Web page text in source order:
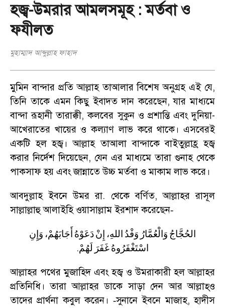
হজ্ব-উমরার আমলসমূহ : মর্তবা ও
ফযীলত
মুহাম্মাদ আব্দুল্লাহ ফাহাদ
মুমিন বান্দার প্রতি আল্লাহ তাআলার বিশেষ অনুগ্রহ এই যে,
তিনি তাকে এমন কিছু ইবাদত দান করেছেন,যার মাধ্যমে
বান্দা রূহানী তারাক্কী,কলবের সুকুন ও প্রশান্তি এবং দুনিয়া-
আখেরাতের খায়ের ও কল্যাণ লাভ করে থাকে। এসবেরই
একটি হল হজ্ব। আল্লাহ তাআলা বান্দাকে বাইতুল্লাহ্র হজ্ব
করার নির্দেশ দিয়েছেন, যেন এর মাধ্যমে তারা গুনাহ থেকে
পাকসাফ হয় এবং জান্নাতে উচ্চ মর্তবা ও মাকাম লাভ করে।
আবদুল্লাহ ইবনে উমর রা. থেকে বর্ণিত,আল্লাহর রাসূল
সাল্লাল্লাহু আলাইহি ওয়াসাল্লাম ইরশাদ করেছেন-
الحُجَّاجُ وَالْعُمَّارُ وَفْدُ اللهِ، إِنْدَعَوْهُ أَجَابَهُمْ، وَإِنِ
اسْتَغْفَرُوهُغَفَرَ لَهُمْ.
আল্লাহর পথের মুজাহিদ এবং হজ্ব ও উমরাকারী হল আল্লাহর
প্রতিনিধি। তারা আল্লাহর ডাকে সাড়া দেন আর আল্লাহ্ও
তাদের প্রার্থনা কবুল করেন। -সুনানে ইবনে মাজাহ,হাদীস